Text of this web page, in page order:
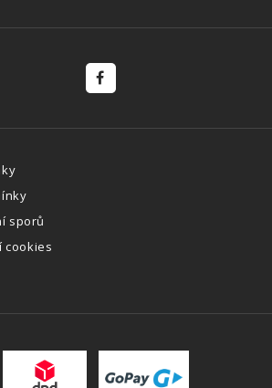
sporů
cookies